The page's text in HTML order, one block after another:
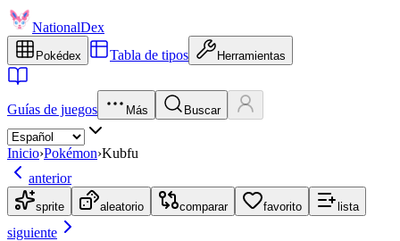
NationalDex
Pokédex Tabla de tipos Herramientas
Guías de juegos Más Buscar
Inicio›Pokémon›Kubfu
anterior
sprite aleatorio comparar favorito lista
siguiente